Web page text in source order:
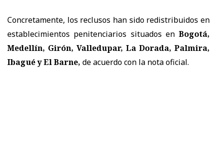
Concretamente, los reclusos han sido redistribuidos en
establecimientos penitenciarios situados enBogotá,
Medellín, Girón, Valledupar, La Dorada, Palmira,
Ibagué y El Barne, de acuerdo con la nota oficial.